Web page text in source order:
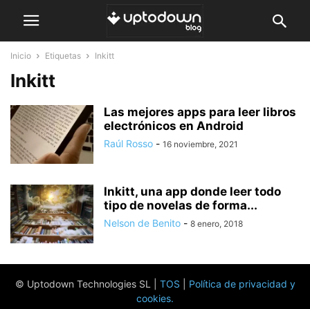
Inicio Etiquetas Inkitt
Inkitt
Las mejores apps para leer libros
electrónicos en Android
Raúl Rosso - 16 noviembre, 2021
Inkitt, una app donde leer todo
tipo de novelas de forma...
Nelson de Benito - 8 enero, 2018
© Uptodown Technologies SL | TOS
Política de privacidad y
cookies.